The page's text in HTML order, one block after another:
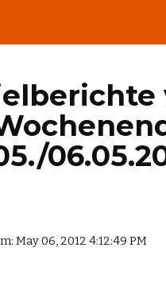
May 06, 2012 4:12:49 PM